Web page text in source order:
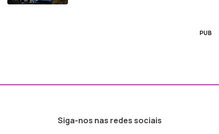
PUB
Siga-nos nas redes sociais